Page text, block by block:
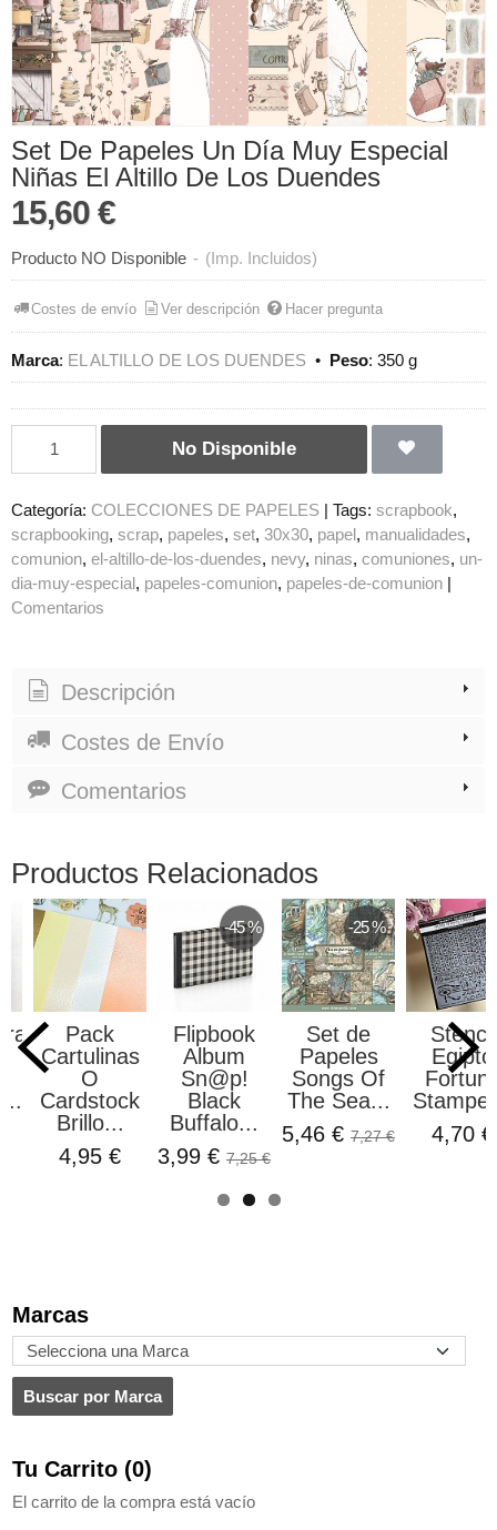
Marcas
Tu Carrito (0)
El carrito de la compra está vacío
Set De Papeles Un Día Muy Especial
Niñas El Altillo De Los Duendes
15,60 €
Producto NO Disponible - (Imp. Incluidos)
Costes de envío Ver descripción Hacer pregunta
Marca: EL ALTILLO DE LOS DUENDES • Peso: 350 g
No Disponible
Categoría: COLECCIONES DE PAPELES | Tags: scrapbook
scrapbooking scrap papeles set 30x30 papel manualidades
comunion el-altillo-de-los-duendes nevy ninas comuniones un-
dia-muy-especial papeles-comunion papeles-de-comunion |
Comentarios
Descripción
Costes de Envío
Comentarios
Productos Relacionados
Pack
Cartulinas
O
Cardstock
Brillo...
4,95 €
-45 %
Flipbook
Album
Sn@p!
Black
Buffalo...
3,99 € 7,25 €
-25 %
Set de
Papeles
Songs Of
The Sea...
5,46 € 7,27 €
Stencil
Egipto
4,70 €